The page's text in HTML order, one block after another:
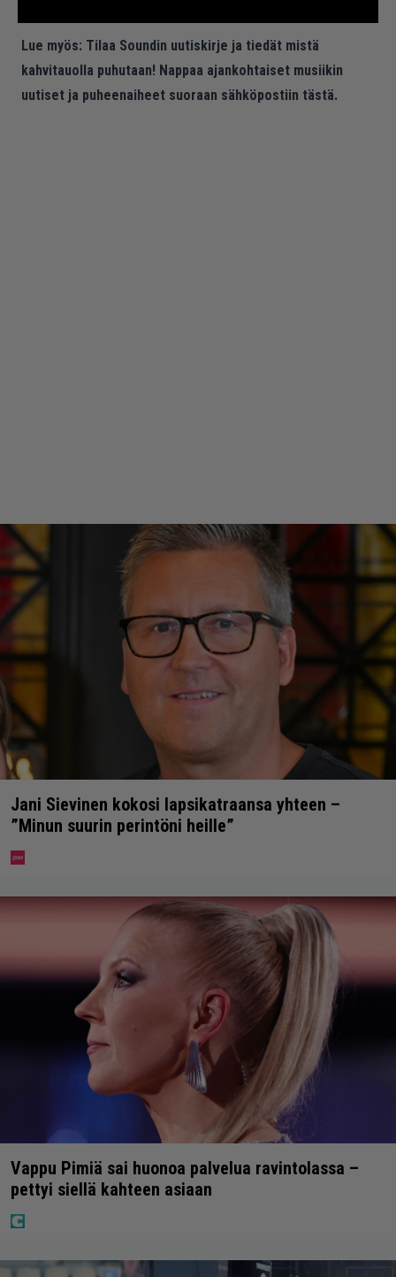
Lue myös: Tilaa Soundin uutiskirje ja tiedät mistä
kahvitauolla puhutaan! Nappaa ajankohtaiset musiikin
uutiset ja puheenaiheet suoraan sähköpostiin tästä.
Jani Sievinen kokosi lapsikatraansa yhteen –
”Minun suurin perintöni heille”
Vappu Pimiä sai huonoa palvelua ravintolassa –
pettyi siellä kahteen asiaan